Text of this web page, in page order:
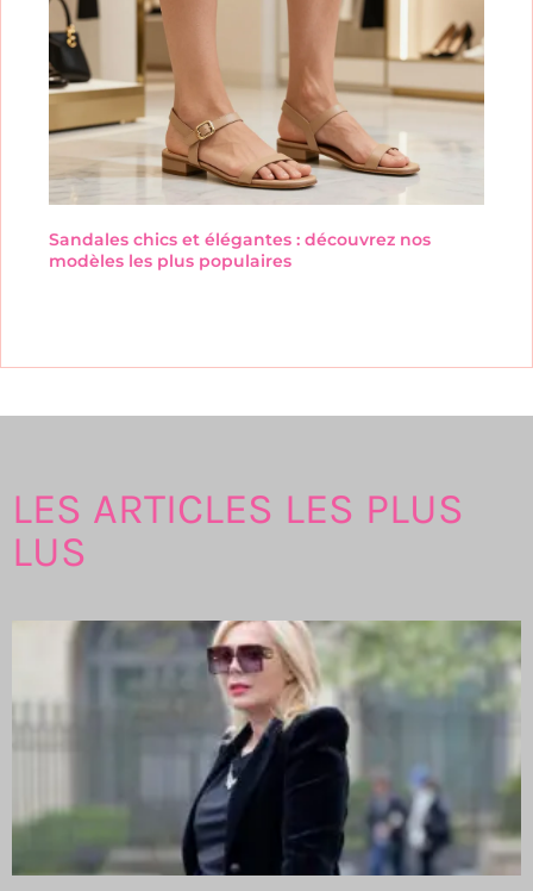
Sandales chics et élégantes : découvrez nos
modèles les plus populaires
LES ARTICLES LES PLUS
LUS